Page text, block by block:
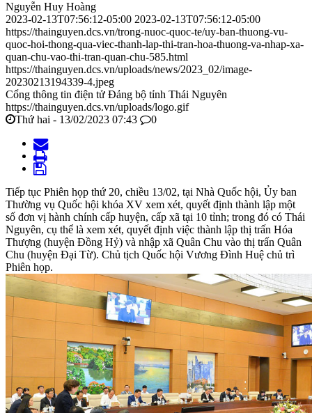
Nguyễn Huy Hoàng
2023-02-13T07:56:12-05:00 2023-02-13T07:56:12-05:00
https://thainguyen.dcs.vn/trong-nuoc-quoc-te/uy-ban-thuong-vu-
quoc-hoi-thong-qua-viec-thanh-lap-thi-tran-hoa-thuong-va-nhap-xa-
quan-chu-vao-thi-tran-quan-chu-585.html
https://thainguyen.dcs.vn/uploads/news/2023_02/image-
20230213194339-4.jpeg
Cổng thông tin điện tử Đảng bộ tỉnh Thái Nguyên
https://thainguyen.dcs.vn/uploads/logo.gif
Thứ hai - 13/02/2023 07:43
0
Tiếp tục Phiên họp thứ 20, chiều 13/02, tại Nhà Quốc hội, Ủy ban
Thường vụ Quốc hội khóa XV xem xét, quyết định thành lập một
số đơn vị hành chính cấp huyện, cấp xã tại 10 tỉnh; trong đó có Thái
Nguyên, cụ thể là xem xét, quyết định việc thành lập thị trấn Hóa
Thượng (huyện Đồng Hỷ) và nhập xã Quân Chu vào thị trấn Quân
Chu (huyện Đại Từ). Chủ tịch Quốc hội Vương Đình Huệ chủ trì
Phiên họp.